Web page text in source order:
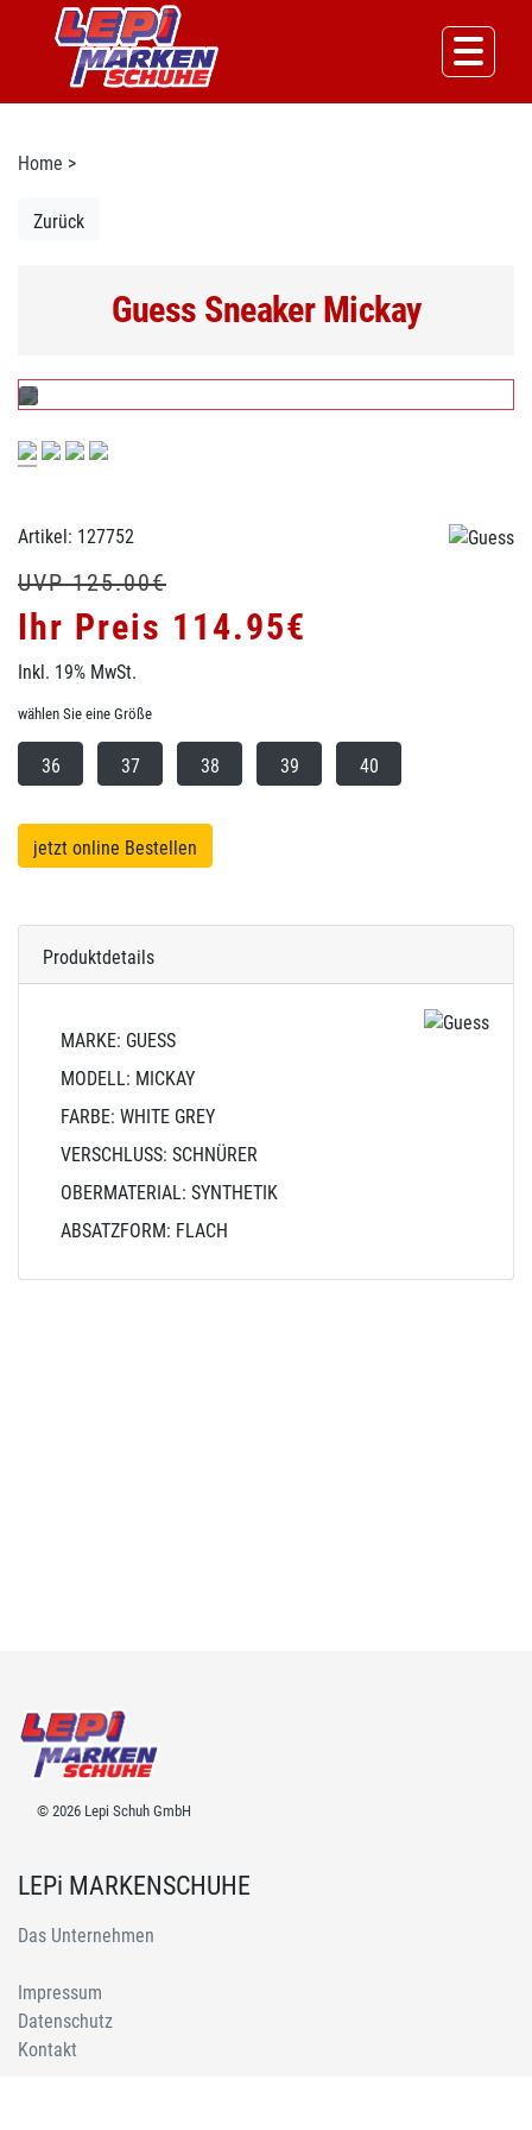
Home >
Zurück
Guess Sneaker Mickay
Artikel: 127752
UVP 125.00€
Ihr Preis 114.95€
Inkl. 19% MwSt.
wählen Sie eine Größe
36 37 38 39 40
jetzt online Bestellen
Produktdetails
MARKE: GUESS
MODELL: MICKAY
FARBE: WHITE GREY
VERSCHLUSS: SCHNÜRER
OBERMATERIAL: SYNTHETIK
ABSATZFORM: FLACH
© 2026 Lepi Schuh GmbH
LEPi MARKENSCHUHE
Das Unternehmen
Impressum
Datenschutz
Kontakt